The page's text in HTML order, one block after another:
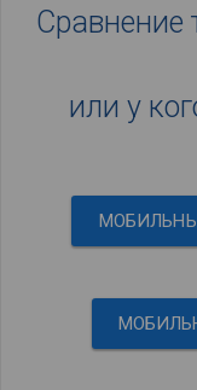
Сравнение
или у